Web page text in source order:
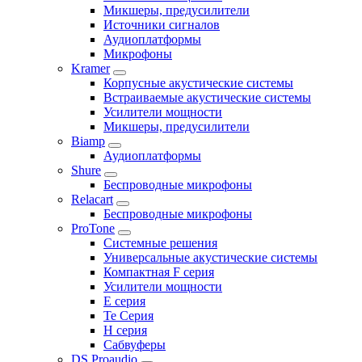
Микшеры, предусилители
Источники сигналов
Аудиоплатформы
Микрофоны
Kramer
Корпусные акустические системы
Встраиваемые акустические системы
Усилители мощности
Микшеры, предусилители
Biamp
Аудиоплатформы
Shure
Беспроводные микрофоны
Relacart
Беспроводные микрофоны
ProTone
Системные решения
Универсальные акустические системы
Компактная F серия
Усилители мощности
E серия
Te Серия
H серия
Сабвуферы